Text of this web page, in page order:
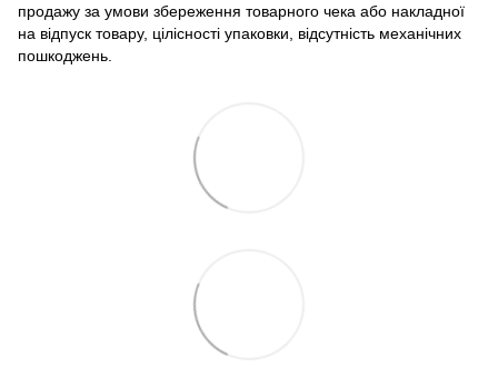
продажу за умови збереження товарного чека або накладної
на відпуск товару, цілісності упаковки, відсутність механічних
пошкоджень.